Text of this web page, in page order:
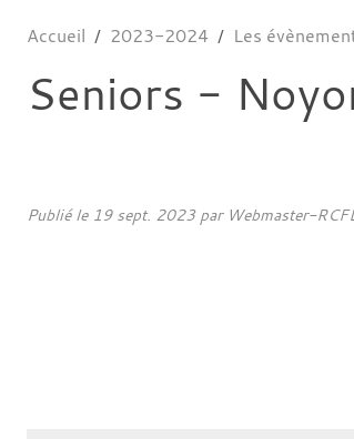
Accueil 2023-2024 Les
Seniors -
Publié le 19 sept. 2023par Webmaster-